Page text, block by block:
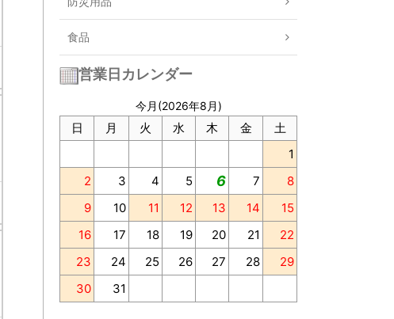
食品
営業日カレンダー
今月(2026年8月)
日 月 火 水 木 金
土
1
2
3 4 5 6 7
8
9
10 11 12 13 14
15
16
17 18 19 20 21
22
23
24 25 26 27 28
29
30
31